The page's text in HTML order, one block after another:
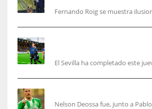
Fernando Roig se muestra
El Sevilla ha completado este
Nelson Deossa fue, junto a